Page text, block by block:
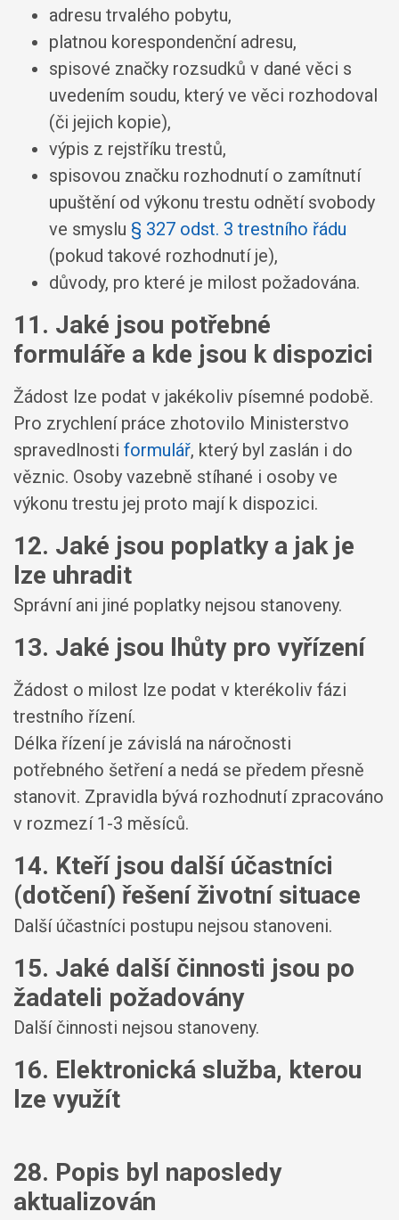
adresu trvalého pobytu,
platnou korespondenční adresu,
spisové značky rozsudků v dané věci s
uvedením soudu, který ve věci rozhodoval
(či jejich kopie),
výpis z rejstříku trestů,
spisovou značku rozhodnutí o zamítnutí
upuštění od výkonu trestu odnětí svobody
ve smyslu § 327 odst. 3 trestního řádu
(pokud takové rozhodnutí je),
důvody, pro které je milost požadována.
11. Jaké jsou potřebné
formuláře a kde jsou k dispozici
Žádost lze podat v jakékoliv písemné podobě.
Pro zrychlení práce zhotovilo Ministerstvo
spravedlnosti formulář, který byl zaslán i do
věznic. Osoby vazebně stíhané i osoby ve
výkonu trestu jej proto mají k dispozici.
12. Jaké jsou poplatky a jak je
lze uhradit
Správní ani jiné poplatky nejsou stanoveny.
13. Jaké jsou lhůty pro vyřízení
Žádost o milost lze podat v kterékoliv fázi
trestního řízení.
Délka řízení je závislá na náročnosti
potřebného šetření a nedá se předem přesně
stanovit. Zpravidla bývá rozhodnutí zpracováno
v rozmezí 1-3 měsíců.
14. Kteří jsou další účastníci
(dotčení) řešení životní situace
Další účastníci postupu nejsou stanoveni.
15. Jaké další činnosti jsou po
žadateli požadovány
Další činnosti nejsou stanoveny.
16. Elektronická služba, kterou
lze využít
28. Popis byl naposledy
aktualizován